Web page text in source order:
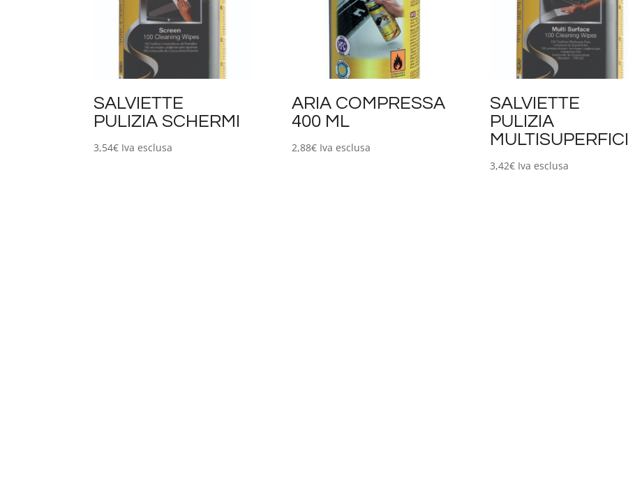
SALVIETTE
PULIZIA SCHERMI
3,54€ Iva esclusa
ARIA COMPRESSA
400 ML
2,88€ Iva esclusa
SALVIETTE
PULIZIA
MULTISUPERFICI
3,42€ Iva esclusa